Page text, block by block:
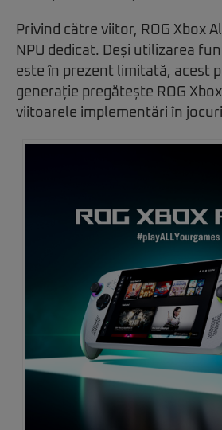
Privind către viitor, ROG Xbox
NPU dedicat. Deși utilizarea
este în prezent limitată, acest
generație pregătește ROG
viitoarele implementări în